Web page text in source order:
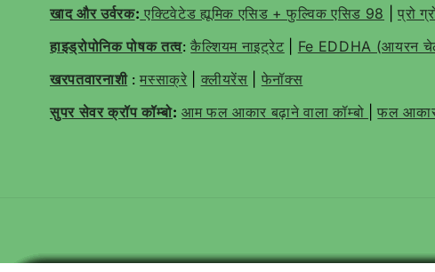
खाद और उर्वरक: एक्टिवेटेड ह्यूमिक एसिड + फुल्विक एसिड 98 |प्रो
हाइड्रोपोनिक पोषक तत्व:कैल्शियम नाइट्रेट| Fe EDDHA (आयरन
खरपतवारनाशी:मस्साक्रे क्लीयरेंस
फेनॉक्स
सुपर सेवर क्रॉप कॉम्बो: आम फल आकार बढ़ाने वाला कॉम्बो |फल आकार